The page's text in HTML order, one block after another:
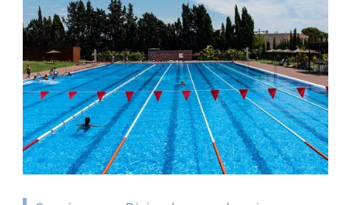
e
b
o
o
k
t
t
e
r
i
l
p
a
r
t
i
r